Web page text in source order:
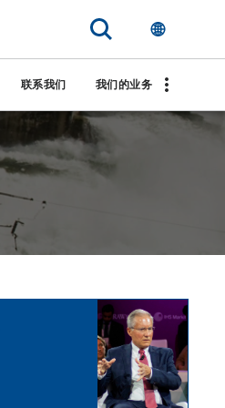
联系我们 我们的业务